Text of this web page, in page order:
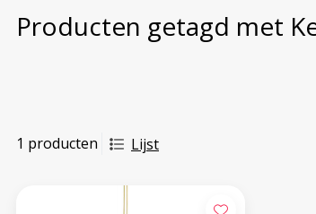
Producten getagd met
1 producten Lijst